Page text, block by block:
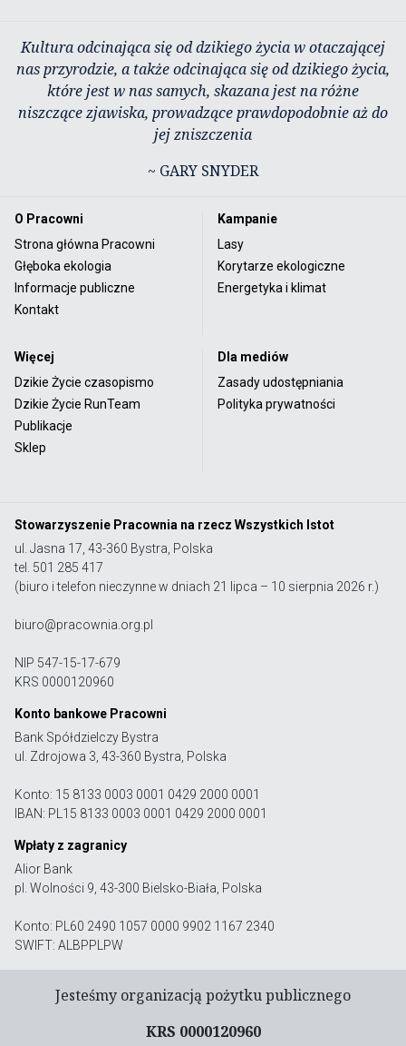
Kultura odcinająca się od dzikiego życia w otaczającej
nas przyrodzie, a także odcinająca się od dzikiego życia,
które jest w nas samych, skazana jest na różne
niszczące zjawiska, prowadzące prawdopodobnie aż do
jej zniszczenia
~ GARY SNYDER
O Pracowni
Strona główna Pracowni
Głęboka ekologia
Informacje publiczne
Kontakt
Kampanie
Lasy
Korytarze ekologiczne
Energetyka i klimat
Więcej
Dzikie Życie czasopismo
Dzikie Życie RunTeam
Publikacje
Sklep
Dla mediów
Zasady udostępniania
Polityka prywatności
Stowarzyszenie Pracownia na rzecz Wszystkich Istot
ul. Jasna 17, 43-360 Bystra, Polska
tel. 501 285 417
(biuro i telefon nieczynne w dniach 21 lipca – 10 sierpnia 2026 r.)
biuro@pracownia.org.pl
NIP 547-15-17-679
KRS 0000120960
Konto bankowe Pracowni
Bank Spółdzielczy Bystra
ul. Zdrojowa 3, 43-360 Bystra, Polska
Konto: 15 8133 0003 0001 0429 2000 0001
IBAN: PL15 8133 0003 0001 0429 2000 0001
Wpłaty z zagranicy
Alior Bank
pl. Wolności 9, 43-300 Bielsko-Biała, Polska
Konto: PL60 2490 1057 0000 9902 1167 2340
SWIFT: ALBPPLPW
Jesteśmy organizacją pożytku publicznego
KRS 0000120960